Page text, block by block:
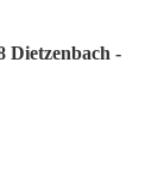
Dietzenbach -